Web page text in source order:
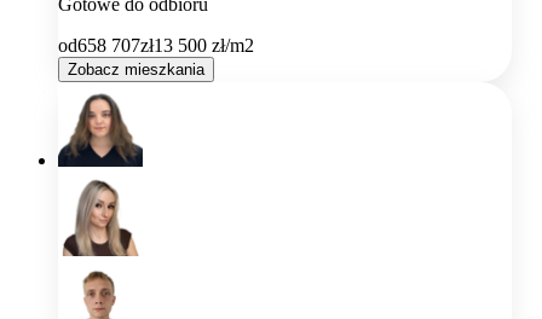
Gotowe do odbioru
od658 707zł13 500 zł/m2
Zobacz mieszkania